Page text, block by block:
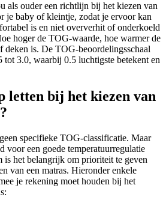
als ouder een richtlijn bij het kiezen van
je baby of kleintje, zodat je ervoor kan
is en niet oververhit of onderkoeld
hoger de TOG-waarde, hoe warmer de
deken is. De TOG-beoordelingsschaal
tot 3.0, waarbij 0.5 luchtigste betekent en
letten bij het kiezen van
specifieke TOG-classificatie. Maar
voor een goede temperatuurregulatie
is het belangrijk om prioriteit te geven
van een matras. Hieronder enkele
je rekening moet houden bij het